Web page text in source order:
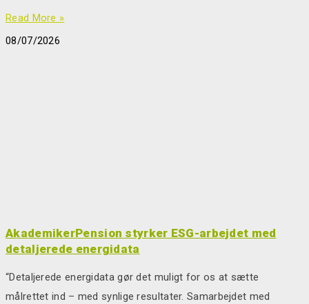
Read More »
08/07/2026
AkademikerPension styrker ESG-arbejdet med
detaljerede energidata
“Detaljerede energidata gør det muligt for os at sætte
målrettet ind – med synlige resultater. Samarbejdet med